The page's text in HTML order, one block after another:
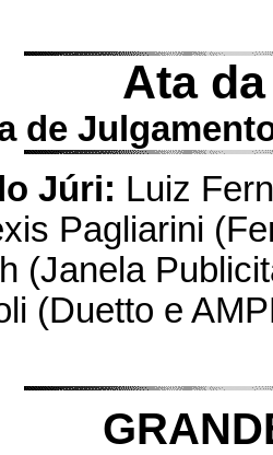
Ata
de
Júri: Luiz
Pagliarini
(Janela
(Duetto e